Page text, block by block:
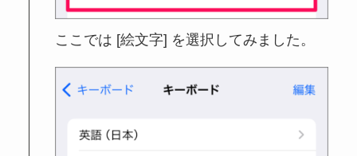
ここでは [絵文字] を選択してみました。